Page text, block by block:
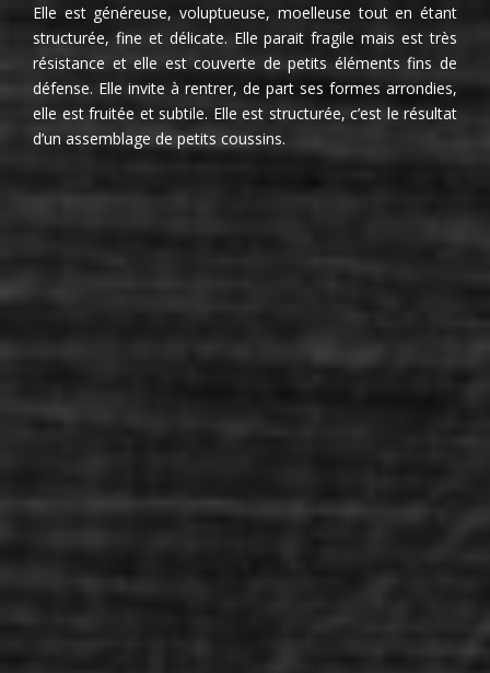
Elle est généreuse, voluptueuse, moelleuse tout en étant
structurée, fine et délicate. Elle parait fragile mais est très
résistance et elle est couverte de petits éléments fins de
défense. Elle invite à rentrer, de part ses formes arrondies,
elle est fruitée et subtile. Elle est structurée, c’est le résultat
d’un assemblage de petits coussins.